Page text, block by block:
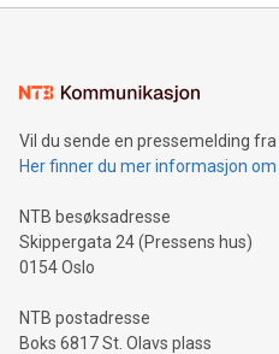
Vil du sende en pressemelding
Her finner du mer informasjon
NTB besøksadresse
Skippergata 24 (Pressens hus)
0154 Oslo
NTB postadresse
Boks 6817 St. Olavs plass